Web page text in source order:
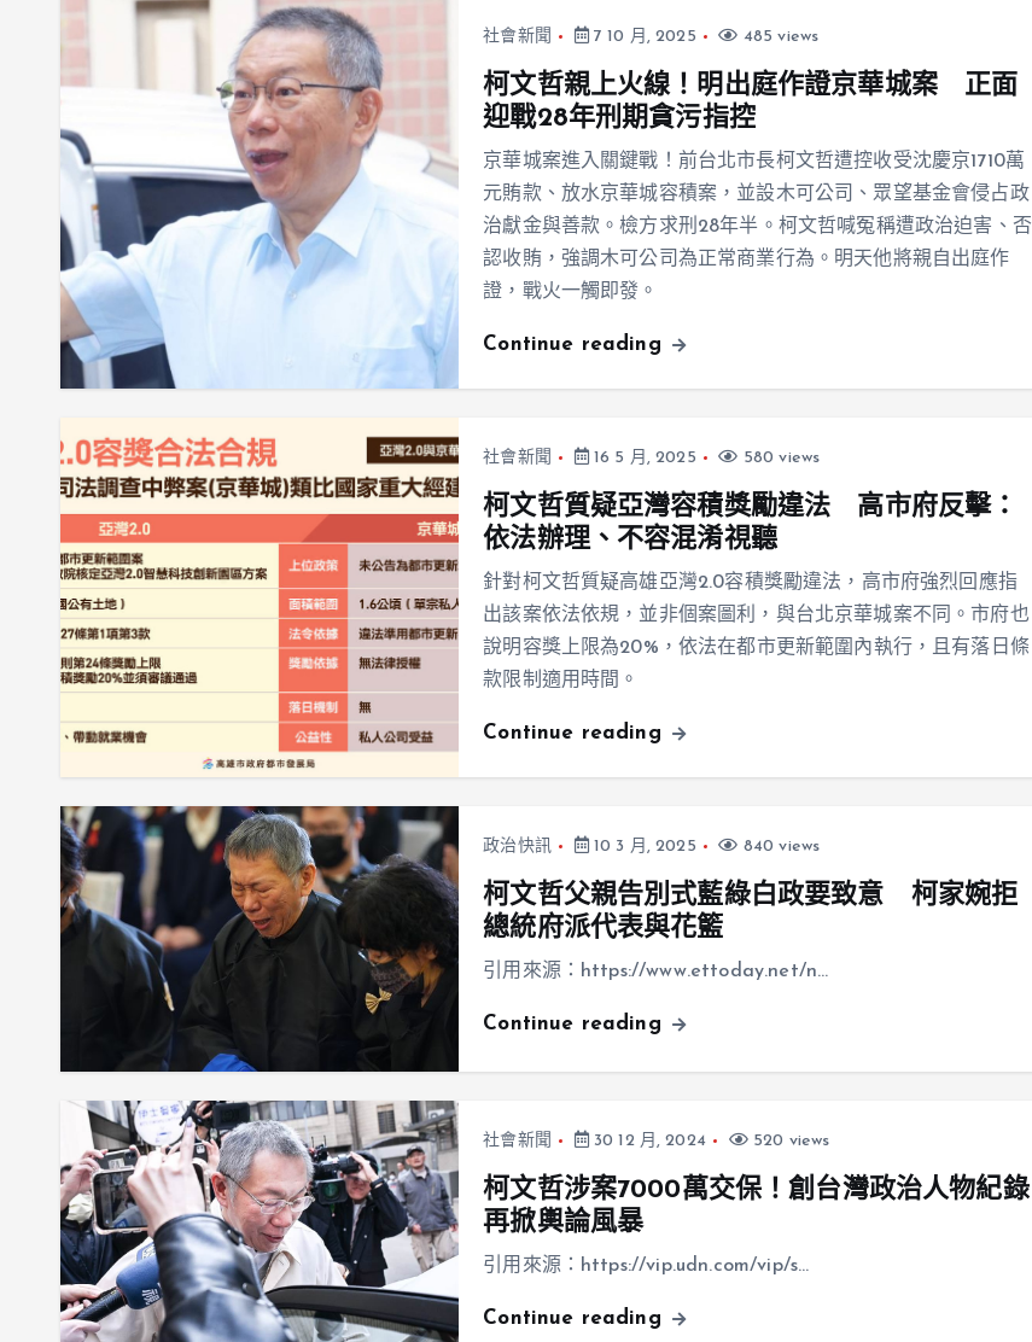
社會新聞 7 10 月, 2025 485 views
柯文哲親上火線！明出庭作證京華城案 正面
迎戰28年刑期貪污指控
京華城案進入關鍵戰！前台北市長柯文哲遭控收受沈慶京1710萬
元賄款、放水京華城容積案，並設木可公司、眾望基金會侵占政
治獻金與善款。檢方求刑28年半。柯文哲喊冤稱遭政治迫害、否
認收賄，強調木可公司為正常商業行為。明天他將親自出庭作
證，戰火一觸即發。
Continue reading
社會新聞 16 5 月, 2025 580 views
柯文哲質疑亞灣容積獎勵違法 高市府反擊：
依法辦理、不容混淆視聽
針對柯文哲質疑高雄亞灣2.0容積獎勵違法，高市府強烈回應指
出該案依法依規，並非個案圖利，與台北京華城案不同。市府也
說明容獎上限為20%，依法在都市更新範圍內執行，且有落日條
款限制適用時間。
Continue reading
政治快訊 10 3 月, 2025 840 views
柯文哲父親告別式藍綠白政要致意 柯家婉拒
總統府派代表與花籃
引用來源：https://www.ettoday.net/n…
Continue reading
社會新聞 30 12 月, 2024 520 views
柯文哲涉案7000萬交保！創台灣政治人物紀錄
再掀輿論風暴
引用來源：https://vip.udn.com/vip/s…
Continue reading